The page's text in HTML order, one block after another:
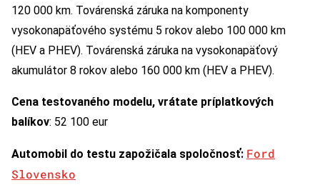
120 000 km. Továrenská záruka na komponenty
vysokonapäťového systému 5 rokov alebo 100 000 km
(HEV a PHEV). Továrenská záruka na vysokonapäťový
akumulátor 8 rokov alebo 160 000 km (HEV a PHEV).
Cena testovaného modelu, vrátate príplatkových
balíkov: 52 100 eur
Automobil do testu zapožičala spoločnosť: Ford
Slovensko